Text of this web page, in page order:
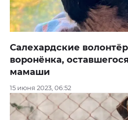
Салехардские
воронёнка,
мамаши
15 июня 2023, 06:52